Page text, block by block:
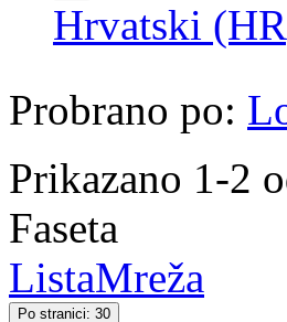
Hrvatski
Probrano po:
Prikazano 1-2
Faseta
ListaMreža
Po stranici: 30